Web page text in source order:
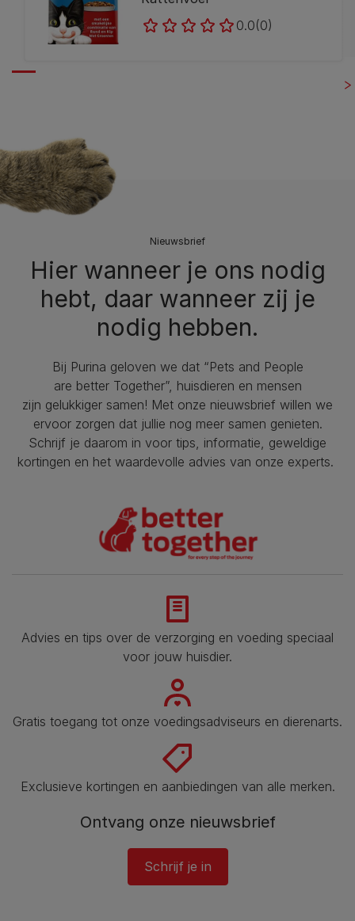
0.0(0)
Nieuwsbrief
Hier wanneer je ons nodig
hebt, daar wanneer zij je
nodig hebben.
Bij Purina geloven we dat “Pets and People
are better Together”, huisdieren en mensen
zijn gelukkiger samen! Met onze nieuwsbrief willen we
ervoor zorgen dat jullie nog meer samen genieten.
Schrijf je daarom in voor tips, informatie, geweldige
kortingen en het waardevolle advies van onze experts.
Advies en tips over de verzorging en voeding speciaal
voor jouw huisdier​.
Gratis toegang tot onze voedingsadviseurs en dierenarts​.
Exclusieve kortingen en aanbiedingen van alle merken.
Ontvang onze nieuwsbrief
Schrijf je in